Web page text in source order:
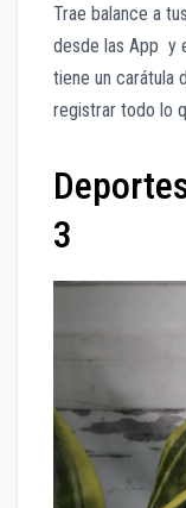
Trae balance a
desde las App y
tiene un carátula
registrar todo lo
3